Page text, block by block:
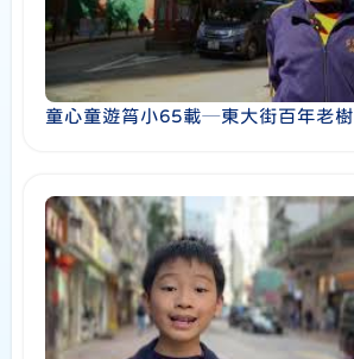
童心童遊筲小65載─東大街百年老樹